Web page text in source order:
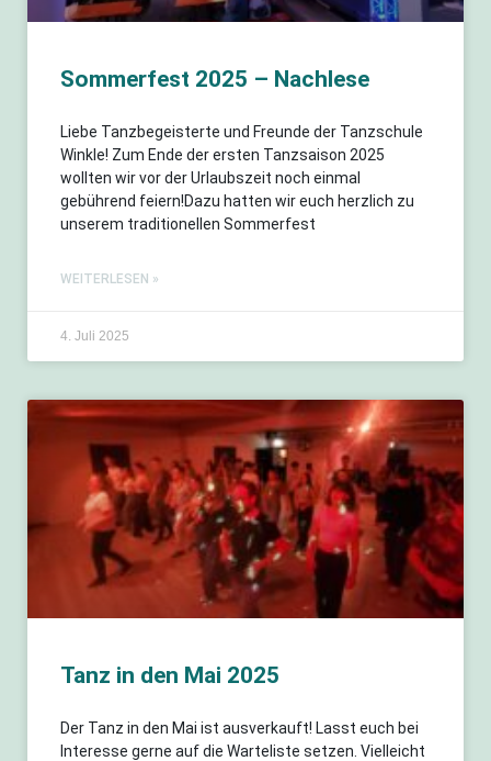
Sommerfest 2025 – Nachlese
Liebe Tanzbegeisterte und Freunde der Tanzschule
Winkle! Zum Ende der ersten Tanzsaison 2025
wollten wir vor der Urlaubszeit noch einmal
gebührend feiern!Dazu hatten wir euch herzlich zu
unserem traditionellen Sommerfest
WEITERLESEN »
4. Juli 2025
Tanz in den Mai 2025
Der Tanz in den Mai ist ausverkauft! Lasst euch bei
Interesse gerne auf die Warteliste setzen. Vielleicht